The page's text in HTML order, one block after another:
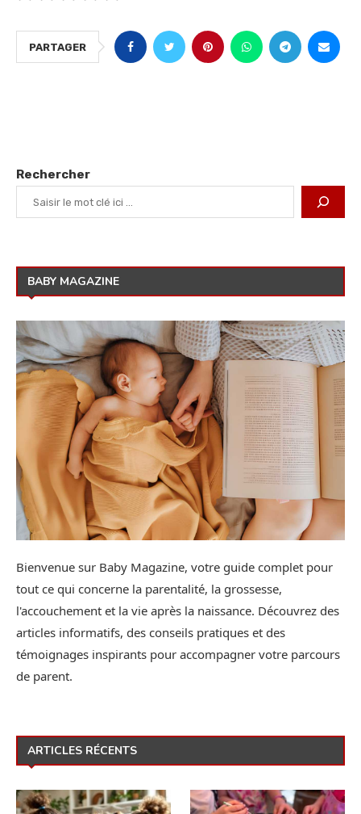
PARTAGER
Rechercher
BABY MAGAZINE
Bienvenue sur Baby Magazine, votre guide complet pour
tout ce qui concerne la parentalité, la grossesse,
l'accouchement et la vie après la naissance. Découvrez des
articles informatifs, des conseils pratiques et des
témoignages inspirants pour accompagner votre parcours
de parent.
ARTICLES RÉCENTS